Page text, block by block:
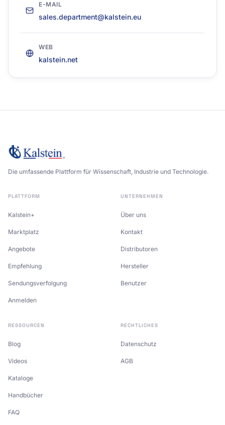
E-MAIL
sales.department@kalstein.eu
WEB
kalstein.net
Die umfassende Plattform für Wissenschaft, Industrie und Technologie.
PLATTFORM
Kalstein+
Marktplatz
Angebote
Empfehlung
Sendungsverfolgung
Anmelden
UNTERNEHMEN
Über uns
Kontakt
Distributoren
Hersteller
Benutzer
RESSOURCEN
Blog
Videos
Kataloge
Handbücher
FAQ
RECHTLICHES
Datenschutz
AGB